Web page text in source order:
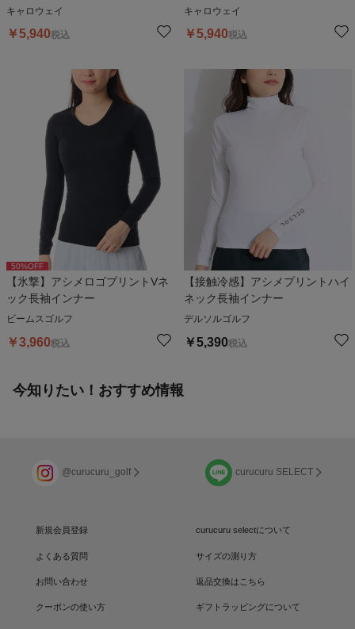
キャロウェイ
￥5,940税込
キャロウェイ
￥5,940税込
50%OFF
【氷撃】アシメロゴプリントVネ
ック長袖インナー
ビームスゴルフ
￥3,960税込
【接触冷感】アシメプリントハイ
ネック長袖インナー
デルソルゴルフ
￥5,390税込
今知りたい！おすすめ情報
@curucuru_golf curucuru SELECT
新規会員登録 curucuru selectについて
よくある質問 サイズの測り方
お問い合わせ 返品交換はこちら
クーポンの使い方 ギフトラッピングについて